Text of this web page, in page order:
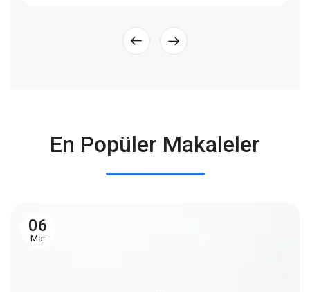
En Popüler Makaleler
06
Mar